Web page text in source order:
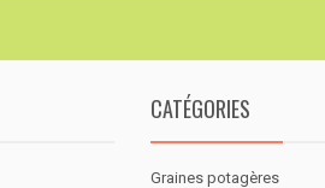
CATÉGORIES
Graines potagères